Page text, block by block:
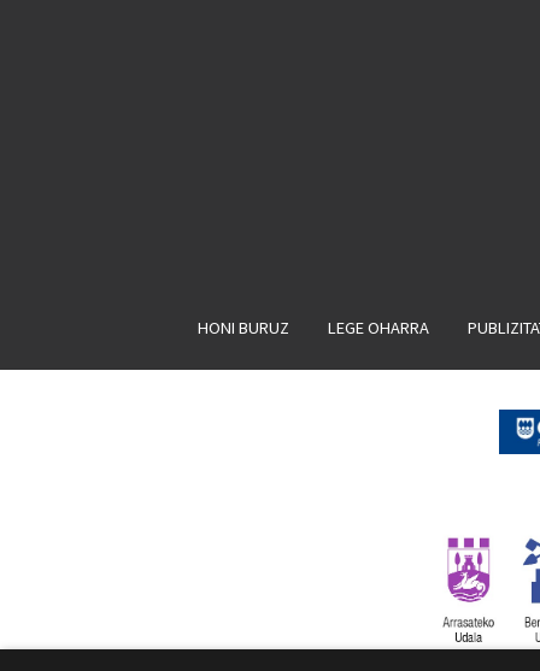
HONI BURUZ LEGE OHARRA